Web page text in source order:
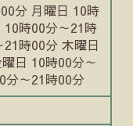
分 月曜日 10時
時00分～21時
時00分 木曜日
日 10時00分～
分～21時00分